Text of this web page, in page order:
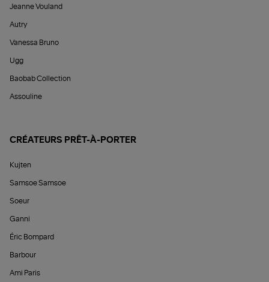
Jeanne Vouland
Autry
Vanessa Bruno
Ugg
Baobab Collection
Assouline
CRÉATEURS PRÊT-À-PORTER
Kujten
Samsoe Samsoe
Soeur
Ganni
Éric Bompard
Barbour
Ami Paris